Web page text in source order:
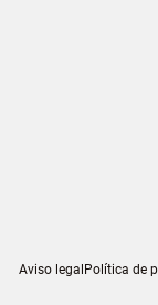
Aviso legalPolítica de